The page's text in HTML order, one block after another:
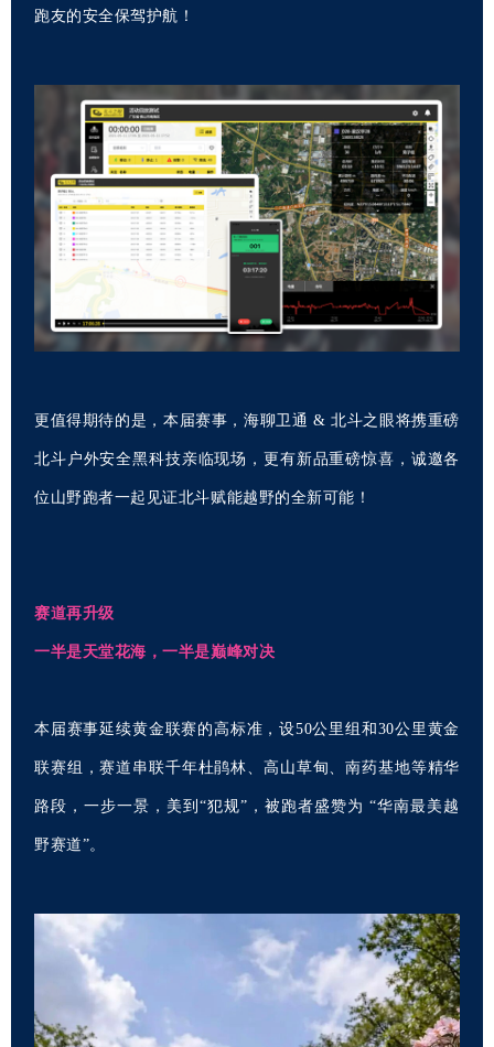
跑友的安全保驾护航！
更值得期待的是，本届赛事，海聊卫通 & 北斗之眼将携重磅
北斗户外安全黑科技亲临现场，更有新品重磅惊喜， 诚邀各
位山野跑者一起见证北斗赋能越野的全新可能！
赛道再升级
一半是天堂花海，一半是巅峰对决
本届赛事延续黄金联赛的高标准，设50公里组和30公里黄金
联赛组，赛道串联千年杜鹃林、高山草甸、南药基地等精华
路段，一步一景，美到“犯规”，被跑者盛赞为 “华南最美越
野赛道”。